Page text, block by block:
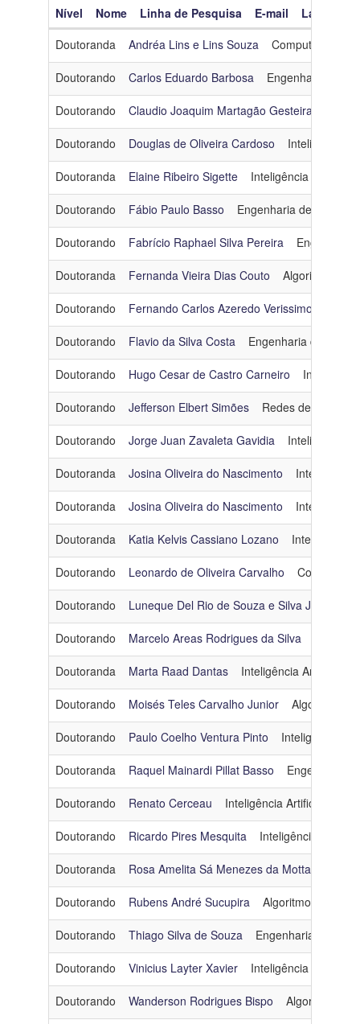
Limpar filtros
Nível
Nome
Linha
de
Pesquisa
Ingresso
Categoria
Nível Nome Linha de Pesquisa E-mail Lattes
Doutoranda
Andréa Lins e Lins Souza Computação
Doutorando Carlos Eduardo Barbosa Engenharia de
Doutorando Claudio Joaquim Martagão Gesteira Neto
Doutorando Douglas de Oliveira Cardoso Inteligência
Doutoranda Elaine Ribeiro Sigette Inteligência Artificial
Doutorando Fábio Paulo Basso Engenharia de Software
Doutorando Fabrício Raphael Silva Pereira Engenharia
Doutoranda Fernanda Vieira Dias Couto Algoritmos e
Doutorando Fernando Carlos Azeredo Verissimo
Doutorando Flavio da Silva Costa Engenharia de
Doutorando Hugo Cesar de Castro Carneiro
Doutorando Jefferson Elbert Simões Redes de
Doutorando Jorge Juan Zavaleta Gavidia Inteligência
Doutoranda Josina Oliveira do Nascimento Inteligência
Doutoranda Josina Oliveira do Nascimento Inteligência
Doutoranda Katia Kelvis Cassiano Lozano Inteligência
Doutorando Leonardo de Oliveira Carvalho
Doutorando Luneque Del Rio de Souza e Silva Junior
Doutorando Marcelo Areas Rodrigues da Silva
Doutoranda Marta Raad Dantas Inteligência Artificial
Doutorando Moisés Teles Carvalho Junior Algoritmos e
Doutorando Paulo Coelho Ventura Pinto Inteligência
Doutoranda Raquel Mainardi Pillat Basso Engenharia
Doutorando Renato Cerceau Inteligência Artificial
Doutorando Ricardo Pires Mesquita Inteligência Artificial
Doutoranda Rosa Amelita Sá Menezes da Motta
Doutorando Rubens André Sucupira Algoritmos e
Doutorando Thiago Silva de Souza Engenharia de
Doutorando Vinicius Layter Xavier Inteligência Artificial
Doutorando Wanderson Rodrigues Bispo Algoritmos e